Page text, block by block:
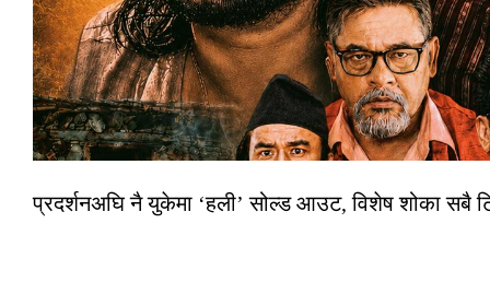
प्रदर्शनअघि नै युकेमा ‘हली’ सोल्ड आउट, विशेष शोका सबै